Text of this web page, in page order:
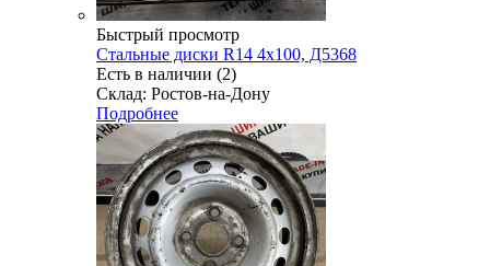
Быстрый просмотр
Стальные диски R14 4x100, Д5368
Есть в наличии (2)
Склад: Ростов-на-Дону
Подробнее